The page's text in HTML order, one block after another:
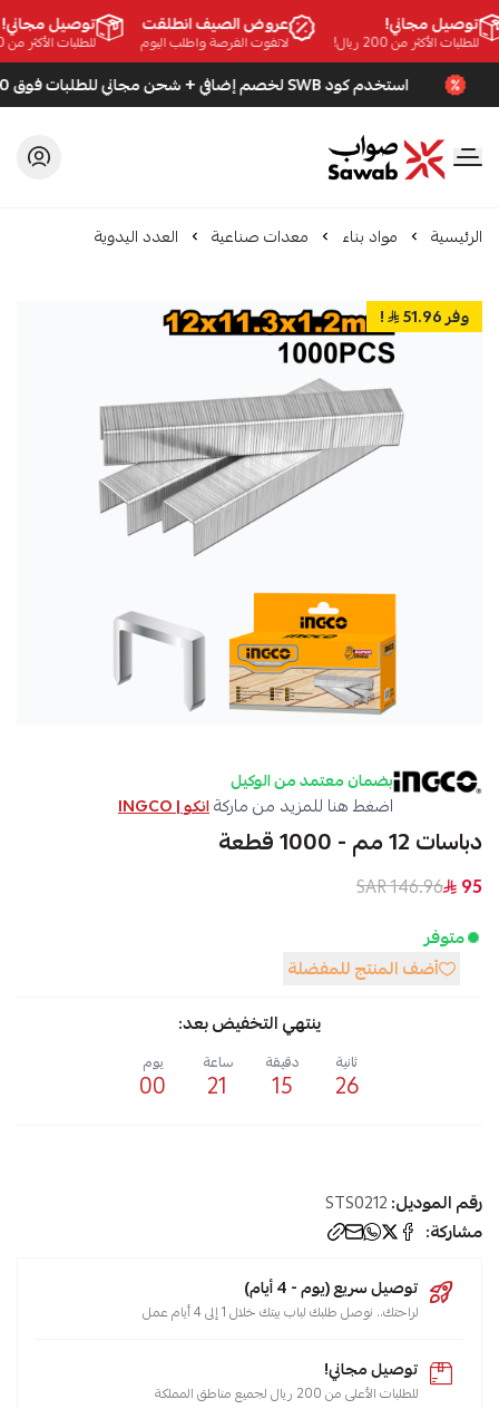
توصيل مجاني!
للطلبات الأكثر من 200 ريال!
عروض الصيف انطلقت
لاتفوت الفرصة واطلب اليوم
توصيل مجاني!
للطلبات الأكثر من 200 ريال!
استخدم كود SWB لخصم إضافي + شحن مجاني للطلبات فوق 200 ريال
صواب
الرئيسية مواد بناء معدات صناعية العدد اليدوية
وفر 51.96 !
بضمان معتمد من الوكيل
اضغط هنا للمزيد من ماركةانكو | INGCO
دباسات 12 مم - 1000 قطعة
95
146.96 SAR
متوفر
أضف المنتج للمفضلة
ينتهي التخفيض بعد:
26
ثانية
15
دقيقة
21
ساعة
00
يوم
رقم الموديل:STS0212
مشاركة:
توصيل سريع (يوم - 4 أيام)
لراحتك.. نوصل طلبك لباب بيتك خلال 1 إلى 4 أيام عمل
توصيل مجاني!
للطلبات الأعلى من 200 ريال لجميع مناطق المملكة